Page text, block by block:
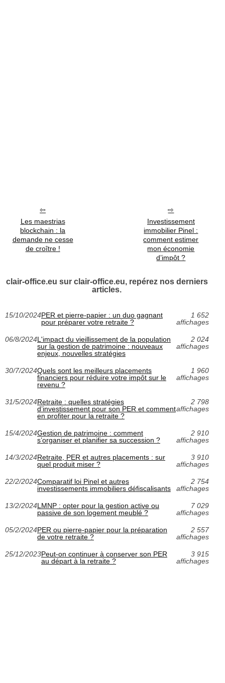
Les maestrias
blockchain : la
demande ne cesse
de croître !
Investissement
immobilier Pinel :
comment estimer
mon économie
d’impôt ?
clair-office.eu sur clair-office.eu, repérez nos derniers
articles.
15/10/2024PER et pierre-papier : un duo gagnant
pour préparer votre retraite ?
1 652
affichages
06/8/2024L'impact du vieillissement de la population
sur la gestion de patrimoine : nouveaux
enjeux, nouvelles stratégies
2 024
affichages
30/7/2024Quels sont les meilleurs placements
financiers pour réduire votre impôt sur le
revenu ?
1 960
affichages
31/5/2024Retraite : quelles stratégies
d’investissement pour son PER et comment
en profiter pour la retraite ?
2 798
affichages
15/4/2024Gestion de patrimoine : comment
s’organiser et planifier sa succession ?
2 910
affichages
14/3/2024Retraite, PER et autres placements : sur
quel produit miser ?
3 910
affichages
22/2/2024Comparatif loi Pinel et autres
investissements immobiliers défiscalisants
2 754
affichages
13/2/2024LMNP : opter pour la gestion active ou
passive de son logement meublé ?
7 029
affichages
05/2/2024PER ou pierre-papier pour la préparation
de votre retraite ?
2 557
affichages
25/12/2023Peut-on continuer à conserver son PER
au départ à la retraite ?
3 915
affichages